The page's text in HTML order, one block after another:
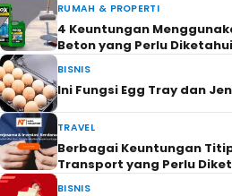
RUMAH & PROPERTI
4 Keuntungan
Beton yang Perlu Diketahui
BISNIS
Ini Fungsi Egg Tray dan
TRAVEL
Berbagai Keuntungan
Transport yang Perlu
BISNIS